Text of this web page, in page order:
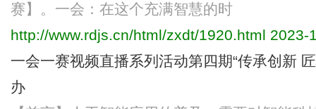
赛】。一会：在这个充满智慧的时
http://www.rdjs.cn/html/zxdt/1920.html 2023-
一会一赛视频直播系列活动第四期“传承创新
办